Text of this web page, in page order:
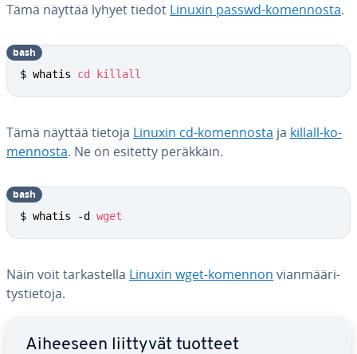
Tämä näyttää lyhyet tiedot Linuxin passwd-ko­men­nos­ta.
$ whatis cd killall
bash
Tämä näyttää tietoja Linuxin cd-ko­men­nos­ta ja killall-ko­
men­nos­ta. Ne on esitetty peräkkäin.
$ whatis -d wget
bash
Näin voit tar­kas­tel­la Linuxin wget-komennon vian­mää­ri­
tys­tie­to­ja.
Aiheeseen liittyvät tuotteet